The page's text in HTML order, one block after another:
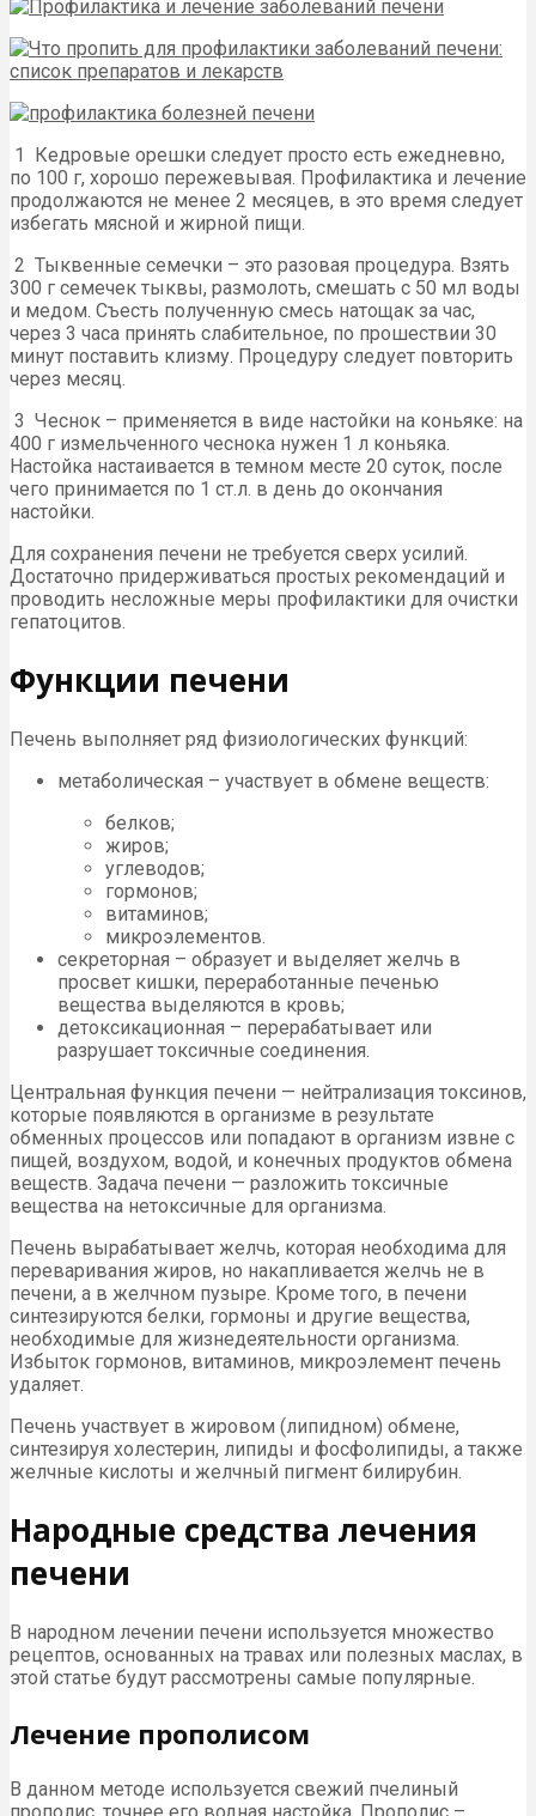
1 Кедровые орешки следует просто есть ежедневно,
по 100 г, хорошо пережевывая. Профилактика и лечение
продолжаются не менее 2 месяцев, в это время следует
избегать мясной и жирной пищи.
2 Тыквенные семечки – это разовая процедура. Взять
300 г семечек тыквы, размолоть, смешать с 50 мл воды
и медом. Съесть полученную смесь натощак за час,
через 3 часа принять слабительное, по прошествии 30
минут поставить клизму. Процедуру следует повторить
через месяц.
3 Чеснок – применяется в виде настойки на коньяке: на
400 г измельченного чеснока нужен 1 л коньяка.
Настойка настаивается в темном месте 20 суток, после
чего принимается по 1 ст.л. в день до окончания
настойки.
Для сохранения печени не требуется сверх усилий.
Достаточно придерживаться простых рекомендаций и
проводить несложные меры профилактики для очистки
гепатоцитов.
Функции печени
Печень выполняет ряд физиологических функций:
метаболическая – участвует в обмене веществ:
белков;
жиров;
углеводов;
гормонов;
витаминов;
микроэлементов.
секреторная – образует и выделяет желчь в
просвет кишки, переработанные печенью
вещества выделяются в кровь;
детоксикационная – перерабатывает или
разрушает токсичные соединения.
Центральная функция печени — нейтрализация токсинов,
которые появляются в организме в результате
обменных процессов или попадают в организм извне с
пищей, воздухом, водой, и конечных продуктов обмена
веществ. Задача печени — разложить токсичные
вещества на нетоксичные для организма.
Печень вырабатывает желчь, которая необходима для
переваривания жиров, но накапливается желчь не в
печени, а в желчном пузыре. Кроме того, в печени
синтезируются белки, гормоны и другие вещества,
необходимые для жизнедеятельности организма.
Избыток гормонов, витаминов, микроэлемент печень
удаляет.
Печень участвует в жировом (липидном) обмене,
синтезируя холестерин, липиды и фосфолипиды, а также
желчные кислоты и желчный пигмент билирубин.
Народные средства лечения
печени
В народном лечении печени используется множество
рецептов, основанных на травах или полезных маслах, в
этой статье будут рассмотрены самые популярные.
Лечение прополисом
В данном методе используется свежий пчелиный